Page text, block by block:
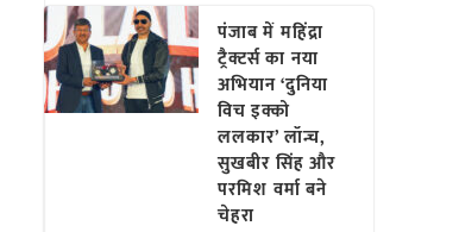
पंजाब में महिंद्रा
ट्रैक्टर्स का नया
अभियान ‘दुनिया
विच इक्को
ललकार’ लॉन्च,
सुखबीर सिंह और
परमिश वर्मा बने
चेहरा